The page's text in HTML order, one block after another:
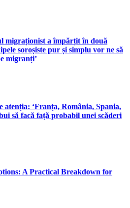
migraționist a împărțit în două
soroșiste pur și simplu vor ne să
migranți’
atenția: ‘Franța, România, Spania,
să facă față probabil unei scăderi
A Practical Breakdown for